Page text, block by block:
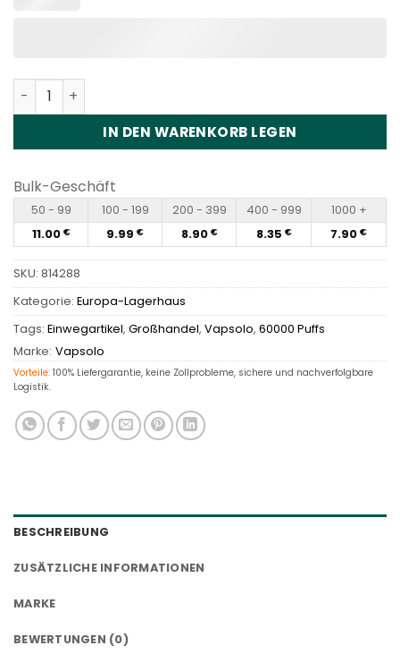
Vapsolo Triple Pro 60000 Puffs Disposable Vape
IN DEN WARENKORB LEGEN
Bulk-Geschäft
50 - 99 100 - 199 200 - 399 400 - 999
1000 +
11.00 € 9.99 € 8.90 € 8.35 € 7.90 €
SKU: 814288
Kategorie: Europa-Lagerhaus
Tags: Einwegartikel, Großhandel, Vapsolo, 60000 Puffs
Marke: Vapsolo
Vorteile: 100% Liefergarantie, keine Zollprobleme, sichere und nachverfolgbare
Logistik.
BESCHREIBUNG
ZUSÄTZLICHE INFORMATIONEN
MARKE
BEWERTUNGEN (0)